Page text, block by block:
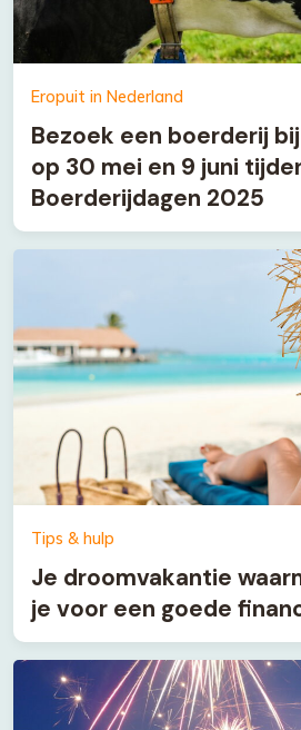
Eropuit in Nederland
Bezoek een boerderij
op 30 mei en 9 juni
Boerderijdagen 2025
Tips & hulp
Je droomvakantie
je voor een goede